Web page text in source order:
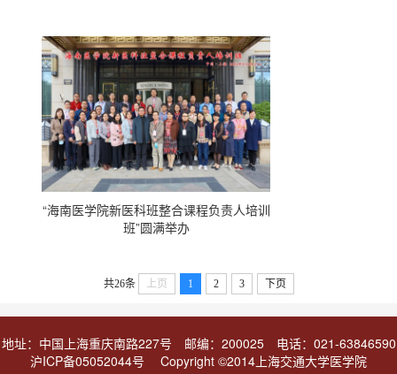
“海南医学院新医科班整合课程负责人培训
班”圆满举办
共26条 上页 1 2 3 下页
地址：中国上海重庆南路227号 邮编：200025 电话：021-63846590
沪ICP备05052044号 Copyright ©2014上海交通大学医学院